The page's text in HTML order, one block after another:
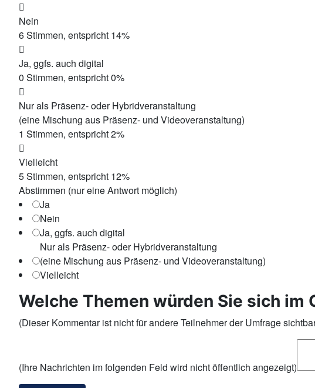
Nein
6Stimmen, entspricht 14%
Ja, ggfs. auch digital
0 Stimmen, entspricht0%
Nur als Präsenz- oder Hybridveranstaltung
(eine Mischung aus Präsenz- und Videoveranstaltung)
1 Stimmen, entspricht2%
Vielleicht
5Stimmen, entspricht 12%
Abstimmen (nur eine Antwort möglich)
Ja
Nein
Ja, ggfs. auch digital
Nur als Präsenz- oder Hybridveranstaltung
(eine Mischung aus Präsenz- und Videoveranstaltung)
Vielleicht
Welche Themen würden Sie sich
(Dieser Kommentar ist nicht für andere Teilnehmer der Umfrage
(Ihre Nachrichten im folgenden Feld wird nicht öffentlich angezeigt)